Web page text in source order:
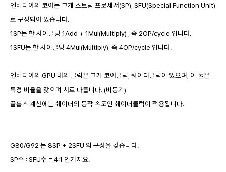
엔비디아의 코어는 크게 스트림 프로세서(SP), SFU(Special Function Unit)
로 구성되어 있습니다.
1SP는 한 사이클당 1Add + 1Mul(Multiply) , 즉 2OP/cycle 입니다.
1SFU는 한 사이클당 4Mul(Multiply), 즉 4OP/cycle 입니다.
엔비디아의 GPU 내의 클럭은 크게 코어클럭, 쉐이더클럭이 있으며, 이 둘은
특정 비율을 갖으며 서로 다릅니다.(비동기)
플롭스 계산에는 쉐이더의 동작 속도인 쉐이더클럭이 적용됩니다.
G80/G92 는 8SP + 2SFU 의 구성을 갖습니다.
SP수 : SFU수 = 4:1 인거지요.